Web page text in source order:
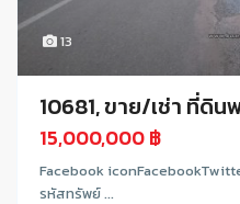
13
10681, ขาย/เช่า ที่ดิ
15,000,000 ฿
Facebook
รหัสทรัพย์ ...